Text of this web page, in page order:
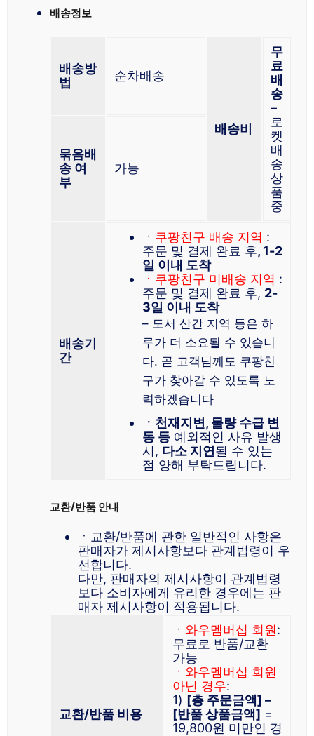
배송정보
배송방
법
순차배송
배송비
무
료
배
송
–
로
켓
배
송
상
품
중
묶음배
송 여
부
가능
배송기
간
ㆍ 쿠팡친구 배송 지역 :
주문 및 결제 완료 후, 1-2
일 이내 도착
ㆍ쿠팡친구 미배송 지역 :
주문 및 결제 완료 후, 2-
3일 이내 도착
– 도서 산간 지역 등은 하
루가 더 소요될 수 있습니
다. 곧 고객님께도 쿠팡친
구가 찾아갈 수 있도록 노
력하겠습니다
ㆍ천재지변, 물량 수급 변
동 등 예외적인 사유 발생
시, 다소 지연될 수 있는
점 양해 부탁드립니다.
교환/반품 안내
ㆍ교환/반품에 관한 일반적인 사항은
판매자가 제시사항보다 관계법령이 우
선합니다.
다만, 판매자의 제시사항이 관계법령
보다 소비자에게 유리한 경우에는 판
매자 제시사항이 적용됩니다.
교환/반품 비용
ㆍ 와우멤버십 회원:
무료로 반품/교환
가능
ㆍ와우멤버십 회원
아닌 경우:
1) [총 주문금액] –
[반품 상품금액] =
19,800원 미만인 경